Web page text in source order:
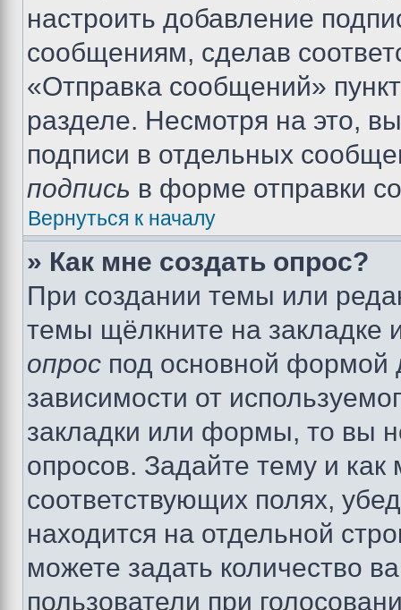
настроить добавление
сообщениям, сделав
«Отправка сообщений»
разделе. Несмотря на это,
подписи в отдельных
подпись в форме отправки
Вернуться к началу
» Как мне создать опрос?
При создании темы или
темы щёлкните на
опрос под основной формой
зависимости от
закладки или формы, то вы
опросов. Задайте тему и
соответствующих полях,
находится на отдельной
можете задать количество
пользователи при